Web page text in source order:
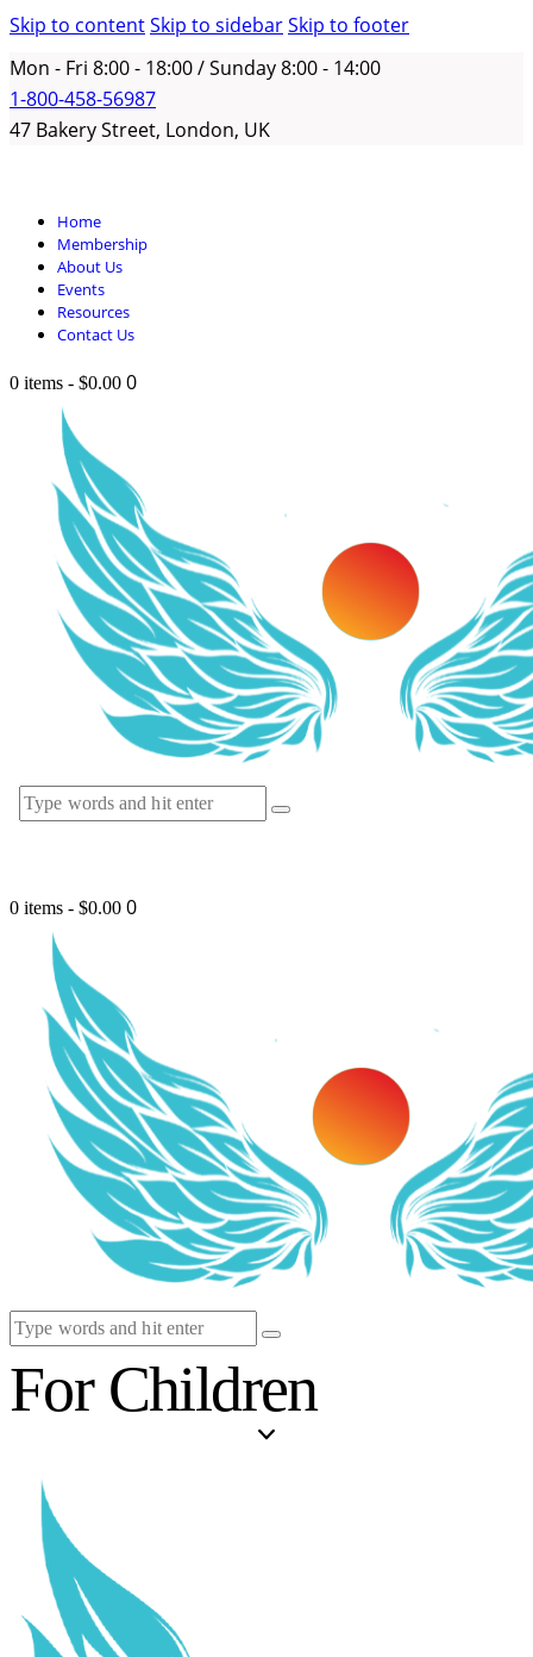
Skip to contentSkip to sidebarSkip to footer
Mon - Fri 8:00 - 18:00 / Sunday 8:00 - 14:00
1-800-458-56987
47 Bakery Street, London, UK
Home
Membership
About Us
Events
Resources
Contact Us
0 items - $0.00 0
0 items - $0.00 0
For Children